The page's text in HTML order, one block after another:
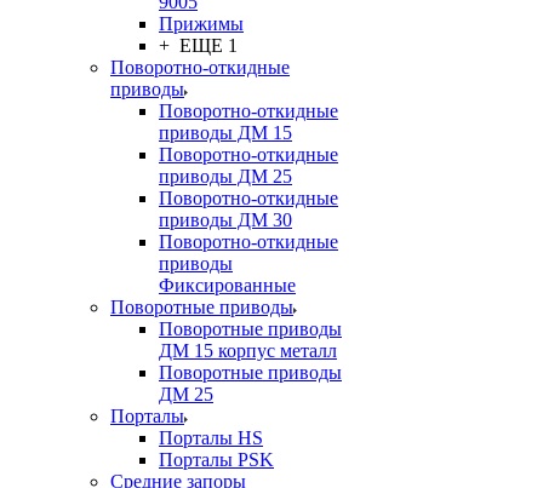
Прижимы
+ ЕЩЕ 1
Поворотно-откидные
приводы
Поворотно-откидные
приводы ДМ 15
Поворотно-откидные
приводы ДМ 25
Поворотно-откидные
приводы ДМ 30
Поворотно-откидные
приводы
Фиксированные
Поворотные приводы
Поворотные приводы
ДМ 15 корпус металл
Поворотные приводы
ДМ 25
Порталы
Порталы HS
Порталы PSK
Средние запоры